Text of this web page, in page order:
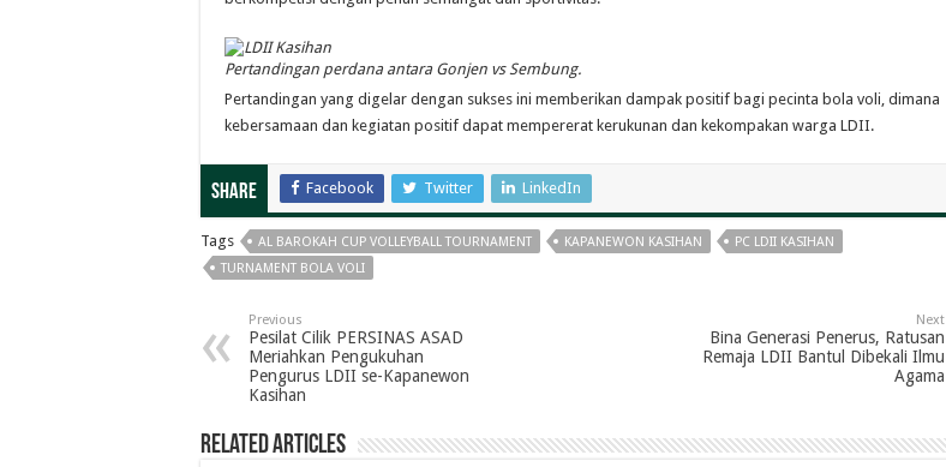
Pertandingan perdana antara Gonjen vs Sembung.
Pertandingan yang digelar dengan sukses ini memberikan dampak positif bagi pecinta bola voli, dimana
kebersamaan dan kegiatan positif dapat mempererat kerukunan dan kekompakan warga LDII.
Share Facebook Twitter LinkedIn
Tags AL BAROKAH CUP VOLLEYBALL TOURNAMENT KAPANEWON KASIHAN
PC LDII KASIHAN
TURNAMENT BOLA VOLI
Previous
Pesilat Cilik PERSINAS ASAD
Meriahkan Pengukuhan
Pengurus LDII se-Kapanewon
Kasihan
Next
Bina Generasi Penerus, Ratusan
Remaja LDII Bantul Dibekali Ilmu
Agama
Related Articles